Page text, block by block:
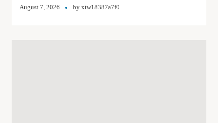
August 7, 2026 by xtw18387a7f0